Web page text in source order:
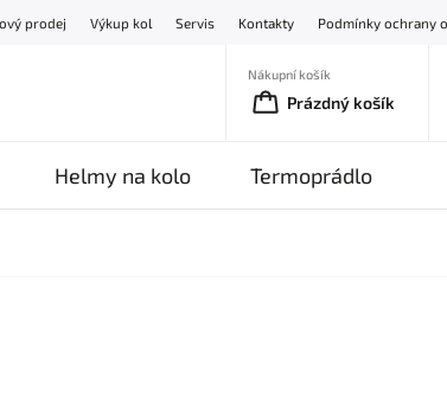
prodej Výkup kol Servis Kontakty Podmínky ochrany
Nákupní košík
Prázdný košík
Helmy na kolo Termoprádlo